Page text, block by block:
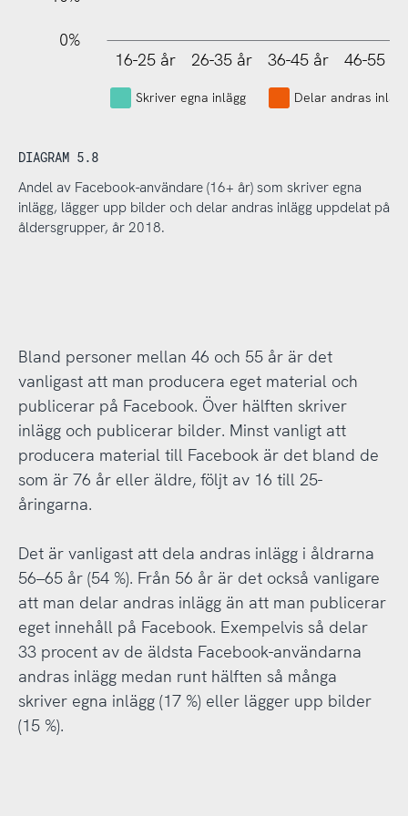
0%
L
16-25 år 26-35 år 36-45 år 46-55 år
Skriver egna inlägg Delar andras inlägg
DIAGRAM 5.8
Andel av Facebook-användare (16+ år) som skriver egna
inlägg, lägger upp bilder och delar andras inlägg uppdelat på
åldersgrupper, år 2018.
Bland personer mellan 46 och 55 år är det
vanligast att man producera eget material och
publicerar på Facebook. Över hälften skriver
inlägg och publicerar bilder. Minst vanligt att
producera material till Facebook är det bland de
som är 76 år eller äldre, följt av 16 till 25-
åringarna.
Det är vanligast att dela andras inlägg i åldrarna
56–65 år (54 %). Från 56 år är det också vanligare
att man delar andras inlägg än att man publicerar
eget innehåll på Facebook. Exempelvis så delar
33 procent av de äldsta Facebook-användarna
andras inlägg medan runt hälften så många
skriver egna inlägg (17 %) eller lägger upp bilder
(15 %).